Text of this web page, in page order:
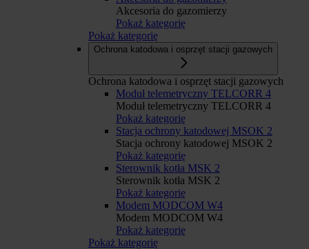
Akcesoria do gazomierzy
Pokaż kategorię
Pokaż kategorię
Ochrona katodowa i osprzęt stacji gazowych
Ochrona katodowa i osprzęt stacji gazowych
Moduł telemetryczny TELCORR 4
Moduł telemetryczny TELCORR 4
Pokaż kategorię
Stacja ochrony katodowej MSOK 2
Stacja ochrony katodowej MSOK 2
Pokaż kategorię
Sterownik kotła MSK 2
Sterownik kotła MSK 2
Pokaż kategorię
Modem MODCOM W4
Modem MODCOM W4
Pokaż kategorię
Pokaż kategorię